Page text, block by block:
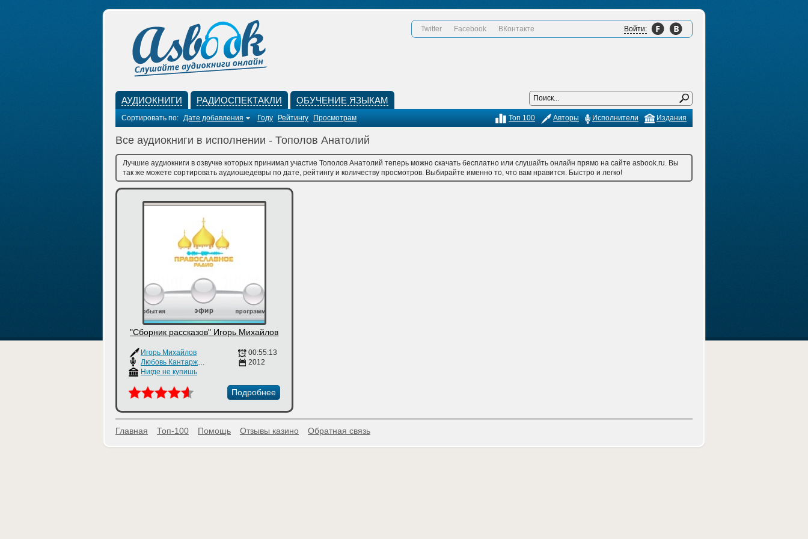
Twitter Facebook ВКонтакте Войти:
АУДИОКНИГИ РАДИОСПЕКТАКЛИ ОБУЧЕНИЕ ЯЗЫКАМ
Сортировать по: Дате добавления Году Рейтингу Просмотрам Издания
Исполнители
Авторы
Топ 100
Все аудиокниги в исполнении - Тополов Анатолий
Лучшие аудиокниги в озвучке которых принимал участие Тополов Анатолий теперь можно скачать бесплатно или слушайть онлайн прямо на сайте asbook.ru. Вы
так же можете сортировать аудиошедевры по дате, рейтингу и количеству просмотров. Выбирайте именно то, что вам нравится. Быстро и легко!
"Сборник рассказов" Игорь Михайлов
Игорь Михайлов
Любовь Кантаржи,
Анатолий Тополов
Нигде не купишь
00:55:13
2012
Подробнее
Главная Топ-100 Помощь Отзывы казино Обратная связь